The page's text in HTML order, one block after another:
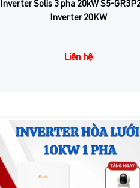
Inverter Solis 3 pha 20kW S5-
Inverter 20KW
Liên hệ